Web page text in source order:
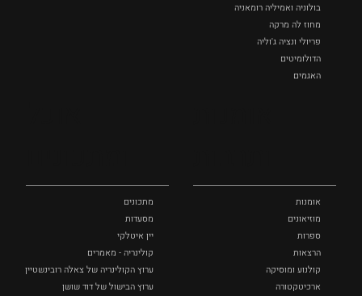
בולוניה ואמיליה רומאניה
מחוז לה מרקה
פריולי ונציה ג'וליה
הדולומיטים
האגמים
אומנות
מוזיאונים
ספרות
הרצאות
קולנוע ומוסיקה
ארכיטקטורה
מתכונים
מסעדות
יין איטלקי
קולינריה - מאמרים
ערוץ הקולינריה של צאלה רובינשטיין
ערוץ הבישול של דוד שושן